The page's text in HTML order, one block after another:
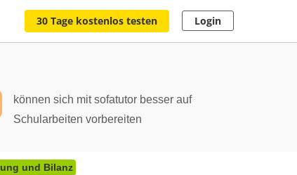
30 Tage kostenlos testen Login
können sich mit sofatutor besser auf
Schularbeiten vorbereiten
und Bilanz